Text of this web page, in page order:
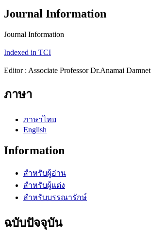
Journal Information
Journal Information
Indexed in TCI
Editor : Associate Professor Dr.Anamai Damnet
ภาษา
ภาษาไทย
English
Information
สำหรับผู้อ่าน
สำหรับผู้แต่ง
สำหรับบรรณารักษ์
ฉบับปัจจุบัน